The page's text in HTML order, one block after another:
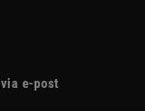
e-post